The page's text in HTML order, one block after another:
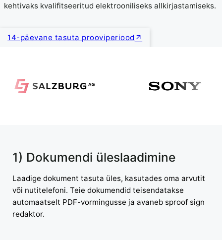
kehtivaks kvalifitseeritud elektrooniliseks allkirjastamiseks.
14-päevane tasuta prooviperiood
1) Dokumendi üleslaadimine
Laadige dokument tasuta üles, kasutades oma arvutit
või nutitelefoni. Teie dokumendid teisendatakse
automaatselt PDF-vormingusse ja avaneb sproof sign
redaktor.